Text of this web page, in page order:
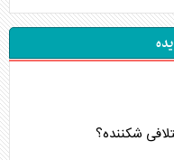
شکننده؟